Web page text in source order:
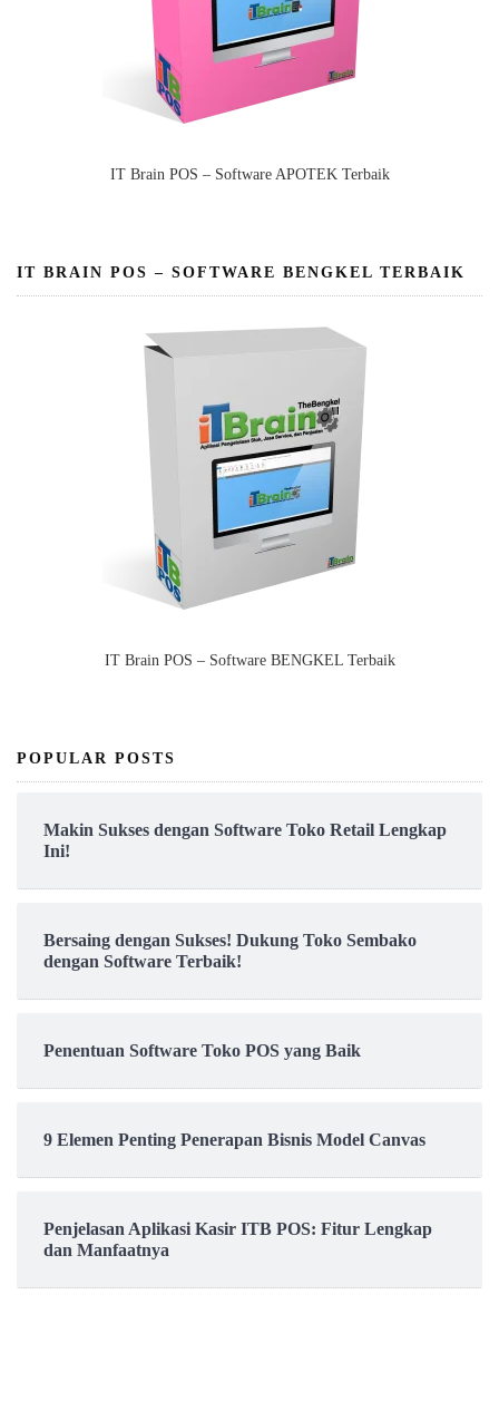
IT Brain POS – Software APOTEK Terbaik
IT BRAIN POS – SOFTWARE BENGKEL TERBAIK
IT Brain POS – Software BENGKEL Terbaik
POPULAR POSTS
Makin Sukses dengan Software Toko Retail Lengkap
Ini!
Bersaing dengan Sukses! Dukung Toko Sembako
dengan Software Terbaik!
Penentuan Software Toko POS yang Baik
9 Elemen Penting Penerapan Bisnis Model Canvas
Penjelasan Aplikasi Kasir ITB POS: Fitur Lengkap
dan Manfaatnya